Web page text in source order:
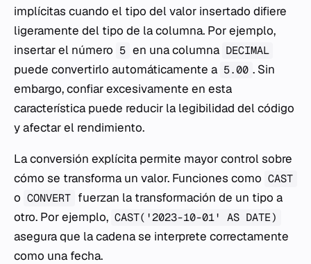
implícitas cuando el tipo del valor insertado difiere
ligeramente del tipo de la columna. Por ejemplo,
insertar el número 5 en una columna DECIMAL
puede convertirlo automáticamente a 5.00 . Sin
embargo, confiar excesivamente en esta
característica puede reducir la legibilidad del código
y afectar el rendimiento.
La conversión explícita permite mayor control sobre
cómo se transforma un valor. Funciones como CAST
o CONVERT fuerzan la transformación de un tipo a
otro. Por ejemplo, CAST('2023-10-01' AS DATE)
asegura que la cadena se interprete correctamente
como una fecha.